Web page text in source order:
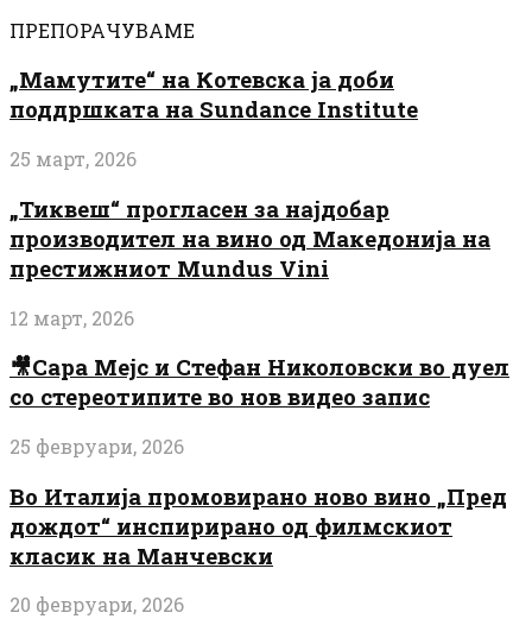
ПРЕПОРАЧУВАМЕ
„Мамутите“ на Котевска ја доби
поддршката на Sundance Institute
25 март, 2026
„Тиквеш“ прогласен за најдобар
производител на вино од Македонија на
престижниот Mundus Vini
12 март, 2026
🎥Сара Мејс и Стефан Николовски во дуел
со стереотипите во нов видео запис
25 февруари, 2026
Во Италија промовирано ново вино „Пред
дождот“ инспирирано од филмскиот
класик на Манчевски
20 февруари, 2026